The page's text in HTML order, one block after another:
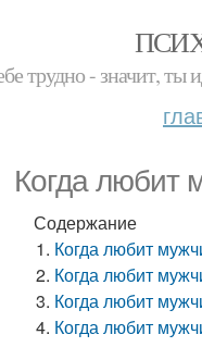
трудно - значит,
Когда любит
Содержание
Когда любит
Когда любит
Когда любит
Когда любит